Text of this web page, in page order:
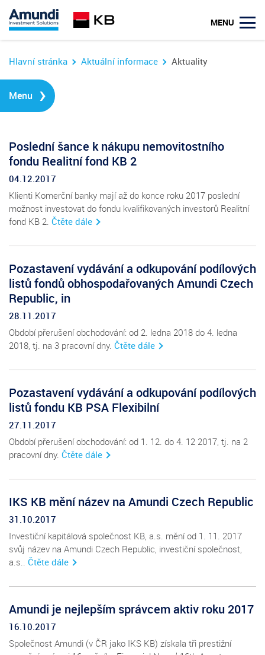
MENU
Hlavní stránka Aktuální informace Aktuality
Menu ›
Poslední šance k nákupu nemovitostního
fondu Realitní fond KB 2
04.12.2017
Klienti Komerční banky mají až do konce roku 2017 poslední
možnost investovat do fondu kvalifikovaných investorů Realitní
fond KB 2. Čtěte dále
Pozastavení vydávání a odkupování podílových
listů fondů obhospodařovaných Amundi Czech
Republic, in
28.11.2017
Období přerušení obchodování: od 2. ledna 2018 do 4. ledna
2018, tj. na 3 pracovní dny. Čtěte dále
Pozastavení vydávání a odkupování podílových
listů fondu KB PSA Flexibilní
27.11.2017
Období přerušení obchodování: od 1. 12. do 4. 12 2017, tj. na 2
pracovní dny. Čtěte dále
IKS KB mění název na Amundi Czech Republic
31.10.2017
Investiční kapitálová společnost KB, a.s. mění od 1. 11. 2017
svůj název na Amundi Czech Republic, investiční společnost,
a.s.. Čtěte dále
Amundi je nejlepším správcem aktiv roku 2017
16.10.2017
Společnost Amundi (v ČR jako IKS KB) získala tři prestižní